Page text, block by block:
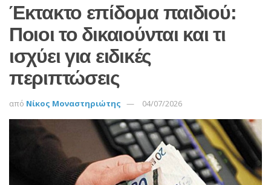
Έκτακτο επίδομα παιδιού:
Ποιοι το δικαιούνται και τι
ισχύει για ειδικές
περιπτώσεις
από Νίκος Μοναστηριώτης 04/07/2026